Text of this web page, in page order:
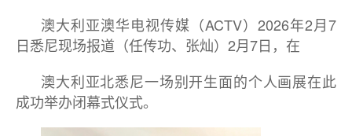
澳大利亚澳华电视传媒（ACTV）2026年2月7
日悉尼现场报道（任传功、张灿）2月7日，在
澳大利亚北悉尼一场别开生面的个人画展在此
成功举办闭幕式仪式。